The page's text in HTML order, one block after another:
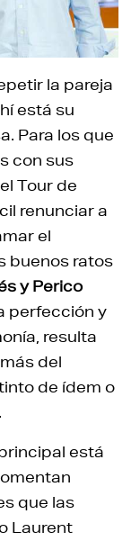
la pareja
está su
Para los que
con sus
Tour de
renunciar a
el
buenos ratos
y Perico
perfección y
resulta
del
de ídem o
está
que las
Laurent